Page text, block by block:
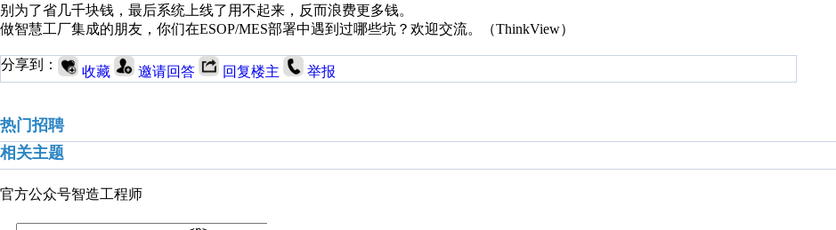
别为了省几千块钱，最后系统上线了用不起来，反而浪费更多钱。
做智慧工厂集成的朋友，你们在ESOP/MES部署中遇到过哪些坑？欢迎交流。（ThinkView）
分享到： 收藏 邀请回答 回复楼主 举报
热门招聘
相关主题
官方公众号智造工程师